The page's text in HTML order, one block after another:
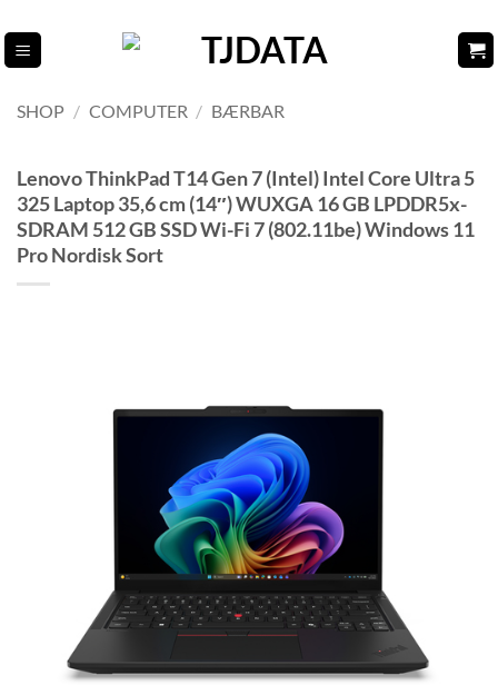
til
indhold
SHOP / COMPUTER / BÆRBAR
Lenovo ThinkPad T14 Gen 7 (Intel) Intel Core Ultra 5
325 Laptop 35,6 cm (14″) WUXGA 16 GB LPDDR5x-
SDRAM 512 GB SSD Wi-Fi 7 (802.11be) Windows 11
Pro Nordisk Sort